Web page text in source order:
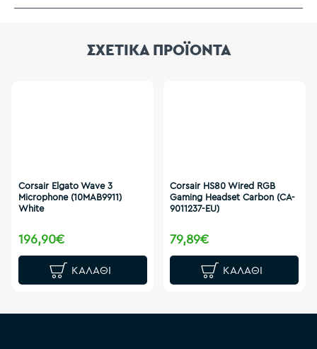
ΣΧΕΤΙΚΑ ΠΡΟΪΟΝΤΑ
Corsair Elgato Wave 3
Microphone (10MAB9911)
White
196,90€
ΚΑΛΆΘΙ
Corsair HS80 Wired RGB
Gaming Headset Carbon (CA-
9011237-EU)
79,89€
ΚΑΛΆΘΙ